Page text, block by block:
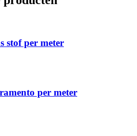
stof per meter
per meter